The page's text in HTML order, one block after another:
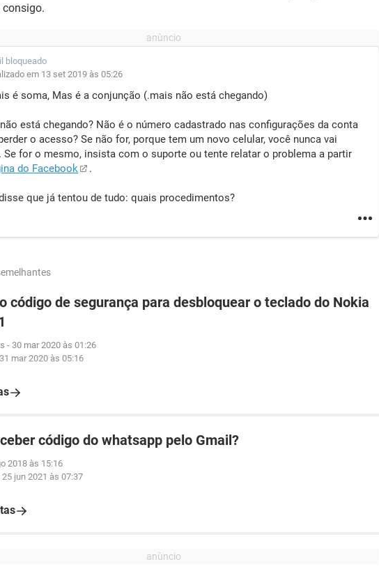
bloqueado
em 13 set 2019 às 05:26
é soma, Mas é a conjunção (.mais não está chegando)
está chegando? Não é o número cadastrado nas configurações da conta
o acesso? Se não for, porque tem um novo celular, você nunca vai
Se for o mesmo, insista com o suporte ou tente relatar o problema a partir
do Facebook .
que já tentou de tudo: quais procedimentos?
código de segurança para desbloquear o teclado do Nokia
- 30 mar 2020 às 01:26
31 mar 2020 às 05:16
código do whatsapp pelo Gmail?
2018 às 15:16
25 jun 2021 às 07:37